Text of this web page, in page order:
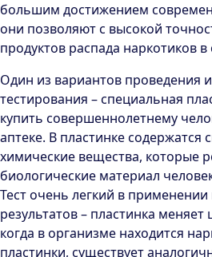
большим достижением
они позволяют с высокой
продуктов распада наркотиков
Один из вариантов проведения
тестирования – специальная
купить совершеннолетнему
аптеке. В пластинке содержатся
химические вещества, которые
биологические материал
Тест очень легкий в применении
результатов – пластинка меняет
когда в организме находится
пластинки, существует